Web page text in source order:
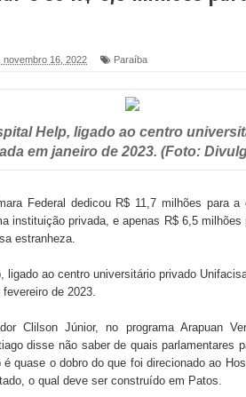
ex-vereadora Neta do Sindicato
nova Casa de Acolhida e CRAS de Sapé
PDT durante Convenção em Brasília
LITERÁRIA DO BREJO em Guarabira
em apoio à pré-candidatura de Denise
do planeta com foco na qualificação dos
de Daniella Ribeiro e prática repudiável
novembro 16, 2022 Paraíba
Help, ligado ao centro
em janeiro de 2023. (Foto:
Federal dedicou R$ 11,7 milhões para
instituição privada, e apenas R$ 6,5
estranheza.
ligado ao centro universitário privado
de 2023.
Clilson Júnior, no programa Arapuan
disse não saber de quais parlamentares
quase o dobro do que foi direcionado ao
o qual deve ser construído em Patos.